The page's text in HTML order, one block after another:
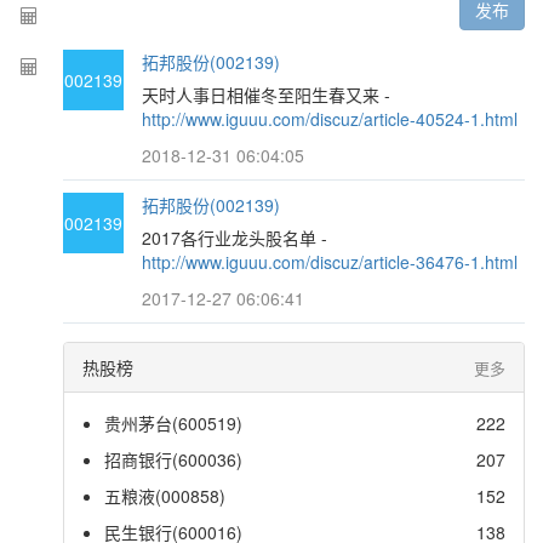
发布
002139
拓邦股份(002139)
天时人事日相催冬至阳生春又来 -
http://www.iguuu.com/discuz/article-40524-1.html
2018-12-31 06:04:05
002139
拓邦股份(002139)
2017各行业龙头股名单 -
http://www.iguuu.com/discuz/article-36476-1.html
2017-12-27 06:06:41
热股榜 更多
贵州茅台(600519)
222
招商银行(600036)
207
五粮液(000858)
152
民生银行(600016)
138